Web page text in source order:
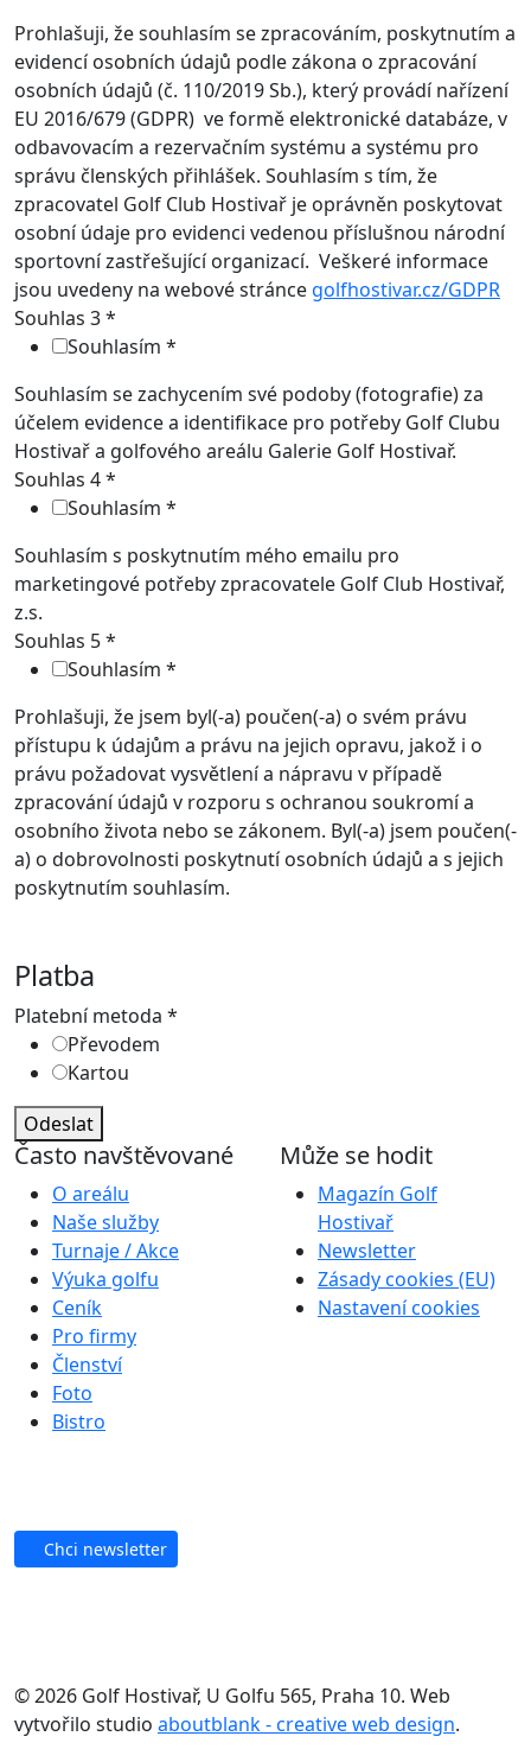
Prohlašuji, že souhlasím se zpracováním, poskytnutím a
evidencí osobních údajů podle zákona o zpracování
osobních údajů (č. 110/2019 Sb.), který provádí nařízení
EU 2016/679 (GDPR) ve formě elektronické databáze, v
odbavovacím a rezervačním systému a systému pro
správu členských přihlášek. Souhlasím s tím, že
zpracovatel Golf Club Hostivař je oprávněn poskytovat
osobní údaje pro evidenci vedenou příslušnou národní
sportovní zastřešující organizací. Veškeré informace
jsou uvedeny na webové stránce golfhostivar.cz/GDPR
Souhlas 3*
Souhlasím *
Souhlasím se zachycením své podoby (fotografie) za
účelem evidence a identifikace pro potřeby Golf Clubu
Hostivař a golfového areálu Galerie Golf Hostivař.
Souhlas 4*
Souhlasím *
Souhlasím s poskytnutím mého emailu pro
marketingové potřeby zpracovatele Golf Club Hostivař,
z.s.
Souhlas 5*
Souhlasím *
Prohlašuji, že jsem byl(-a) poučen(-a) o svém právu
přístupu k údajům a právu na jejich opravu, jakož i o
právu požadovat vysvětlení a nápravu v případě
zpracování údajů v rozporu s ochranou soukromí a
osobního života nebo se zákonem. Byl(-a) jsem poučen(-
a) o dobrovolnosti poskytnutí osobních údajů a s jejich
poskytnutím souhlasím.
Platba
Platební metoda *
Převodem
Kartou
Odeslat
Často navštěvované
O areálu
Naše služby
Turnaje / Akce
Výuka golfu
Ceník
Pro firmy
Členství
Foto
Bistro
Může se hodit
Magazín Golf
Hostivař
Newsletter
Zásady cookies (EU)
Nastavení cookies
Chci newsletter
© 2026 Golf Hostivař, U Golfu 565, Praha 10. Web
vytvořilo studio aboutblank - creative web design.